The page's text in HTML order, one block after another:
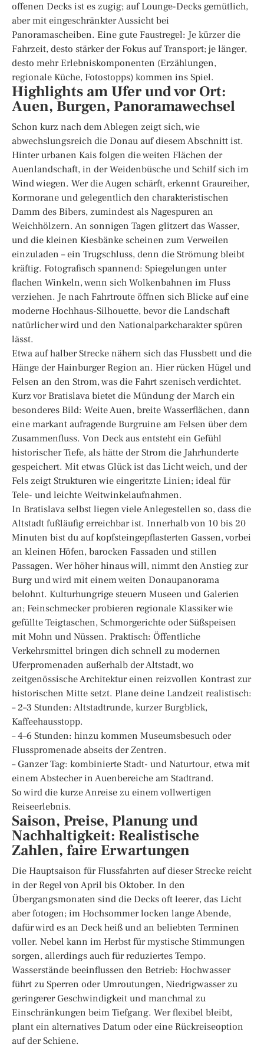
offenen Decks ist es zugig; auf Lounge-Decks gemütlich,
aber mit eingeschränkter Aussicht bei
Panoramascheiben. Eine gute Faustregel: Je kürzer die
Fahrzeit, desto stärker der Fokus auf Transport; je länger,
desto mehr Erlebniskomponenten (Erzählungen,
regionale Küche, Fotostopps) kommen ins Spiel.
Highlights am Ufer und vor Ort:
Auen, Burgen, Panoramawechsel
Schon kurz nach dem Ablegen zeigt sich, wie
abwechslungsreich die Donau auf diesem Abschnitt ist.
Hinter urbanen Kais folgen die weiten Flächen der
Auenlandschaft, in der Weidenbüsche und Schilf sich im
Wind wiegen. Wer die Augen schärft, erkennt Graureiher,
Kormorane und gelegentlich den charakteristischen
Damm des Bibers, zumindest als Nagespuren an
Weichhölzern. An sonnigen Tagen glitzert das Wasser,
und die kleinen Kiesbänke scheinen zum Verweilen
einzuladen – ein Trugschluss, denn die Strömung bleibt
kräftig. Fotografisch spannend: Spiegelungen unter
flachen Winkeln, wenn sich Wolkenbahnen im Fluss
verziehen. Je nach Fahrtroute öffnen sich Blicke auf eine
moderne Hochhaus-Silhouette, bevor die Landschaft
natürlicher wird und den Nationalparkcharakter spüren
lässt.
Etwa auf halber Strecke nähern sich das Flussbett und die
Hänge der Hainburger Region an. Hier rücken Hügel und
Felsen an den Strom, was die Fahrt szenisch verdichtet.
Kurz vor Bratislava bietet die Mündung der March ein
besonderes Bild: Weite Auen, breite Wasserflächen, dann
eine markant aufragende Burgruine am Felsen über dem
Zusammenfluss. Von Deck aus entsteht ein Gefühl
historischer Tiefe, als hätte der Strom die Jahrhunderte
gespeichert. Mit etwas Glück ist das Licht weich, und der
Fels zeigt Strukturen wie eingeritzte Linien; ideal für
Tele- und leichte Weitwinkelaufnahmen.
In Bratislava selbst liegen viele Anlegestellen so, dass die
Altstadt fußläufig erreichbar ist. Innerhalb von 10 bis 20
Minuten bist du auf kopfsteingepflasterten Gassen, vorbei
an kleinen Höfen, barocken Fassaden und stillen
Passagen. Wer höher hinaus will, nimmt den Anstieg zur
Burg und wird mit einem weiten Donaupanorama
belohnt. Kulturhungrige steuern Museen und Galerien
an; Feinschmecker probieren regionale Klassiker wie
gefüllte Teigtaschen, Schmorgerichte oder Süßspeisen
mit Mohn und Nüssen. Praktisch: Öffentliche
Verkehrsmittel bringen dich schnell zu modernen
Uferpromenaden außerhalb der Altstadt, wo
zeitgenössische Architektur einen reizvollen Kontrast zur
historischen Mitte setzt. Plane deine Landzeit realistisch:
– 2–3 Stunden: Altstadtrunde, kurzer Burgblick,
Kaffeehausstopp.
– 4–6 Stunden: hinzu kommen Museumsbesuch oder
Flusspromenade abseits der Zentren.
– Ganzer Tag: kombinierte Stadt- und Naturtour, etwa mit
einem Abstecher in Auenbereiche am Stadtrand.
So wird die kurze Anreise zu einem vollwertigen
Reiseerlebnis.
Saison, Preise, Planung und
Nachhaltigkeit: Realistische
Zahlen, faire Erwartungen
Die Hauptsaison für Flussfahrten auf dieser Strecke reicht
in der Regel von April bis Oktober. In den
Übergangsmonaten sind die Decks oft leerer, das Licht
aber fotogen; im Hochsommer locken lange Abende,
dafür wird es an Deck heiß und an beliebten Terminen
voller. Nebel kann im Herbst für mystische Stimmungen
sorgen, allerdings auch für reduziertes Tempo.
Wasserstände beeinflussen den Betrieb: Hochwasser
führt zu Sperren oder Umroutungen, Niedrigwasser zu
geringerer Geschwindigkeit und manchmal zu
Einschränkungen beim Tiefgang. Wer flexibel bleibt,
plant ein alternatives Datum oder eine Rückreiseoption
auf der Schiene.